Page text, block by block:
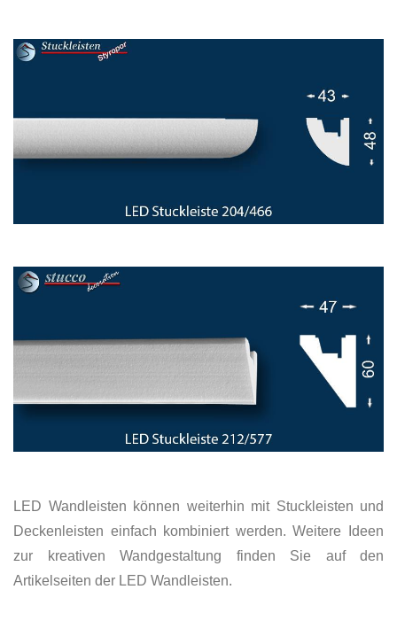
LED Wandleisten können weiterhin mit Stuckleisten und
Deckenleisten einfach kombiniert werden. Weitere Ideen
zur kreativen Wandgestaltung finden Sie auf den
Artikelseiten der LED Wandleisten.